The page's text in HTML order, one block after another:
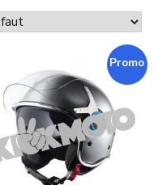
Promo !